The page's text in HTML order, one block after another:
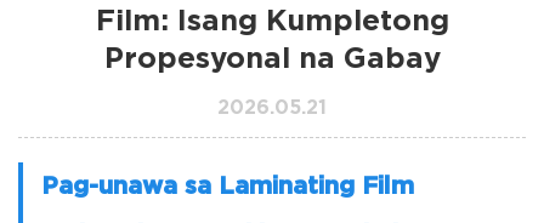
Film: Isang Kumpletong
Propesyonal na Gabay
2026.05.21
Pag-unawa sa Laminating Film